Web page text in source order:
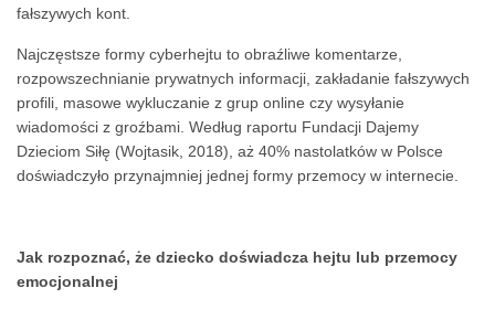
fałszywych kont.
Najczęstsze formy cyberhejtu to obraźliwe komentarze,
rozpowszechnianie prywatnych informacji, zakładanie fałszywych
profili, masowe wykluczanie z grup online czy wysyłanie
wiadomości z groźbami. Według raportu Fundacji Dajemy
Dzieciom Siłę (Wojtasik, 2018), aż 40% nastolatków w Polsce
doświadczyło przynajmniej jednej formy przemocy w internecie.
Jak rozpoznać, że dziecko doświadcza hejtu lub przemocy
emocjonalnej